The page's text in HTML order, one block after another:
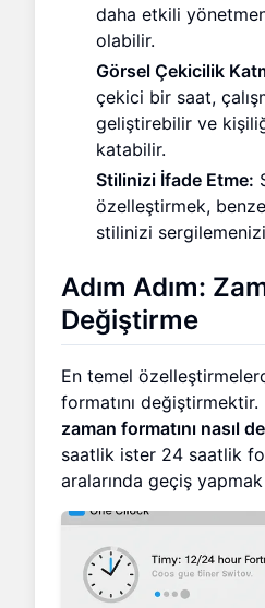
daha etkili
olabilir.
Görsel Çekicilik
çekici bir saat,
geliştirebilir ve
katabilir.
Stilinizi İfade Etme:
özelleştirmek,
stilinizi
Adım Adım:
Değiştirme
En temel
formatını değiştirmektir.
zaman formatını nasıl
saatlik ister 24 saatlik
aralarında geçiş